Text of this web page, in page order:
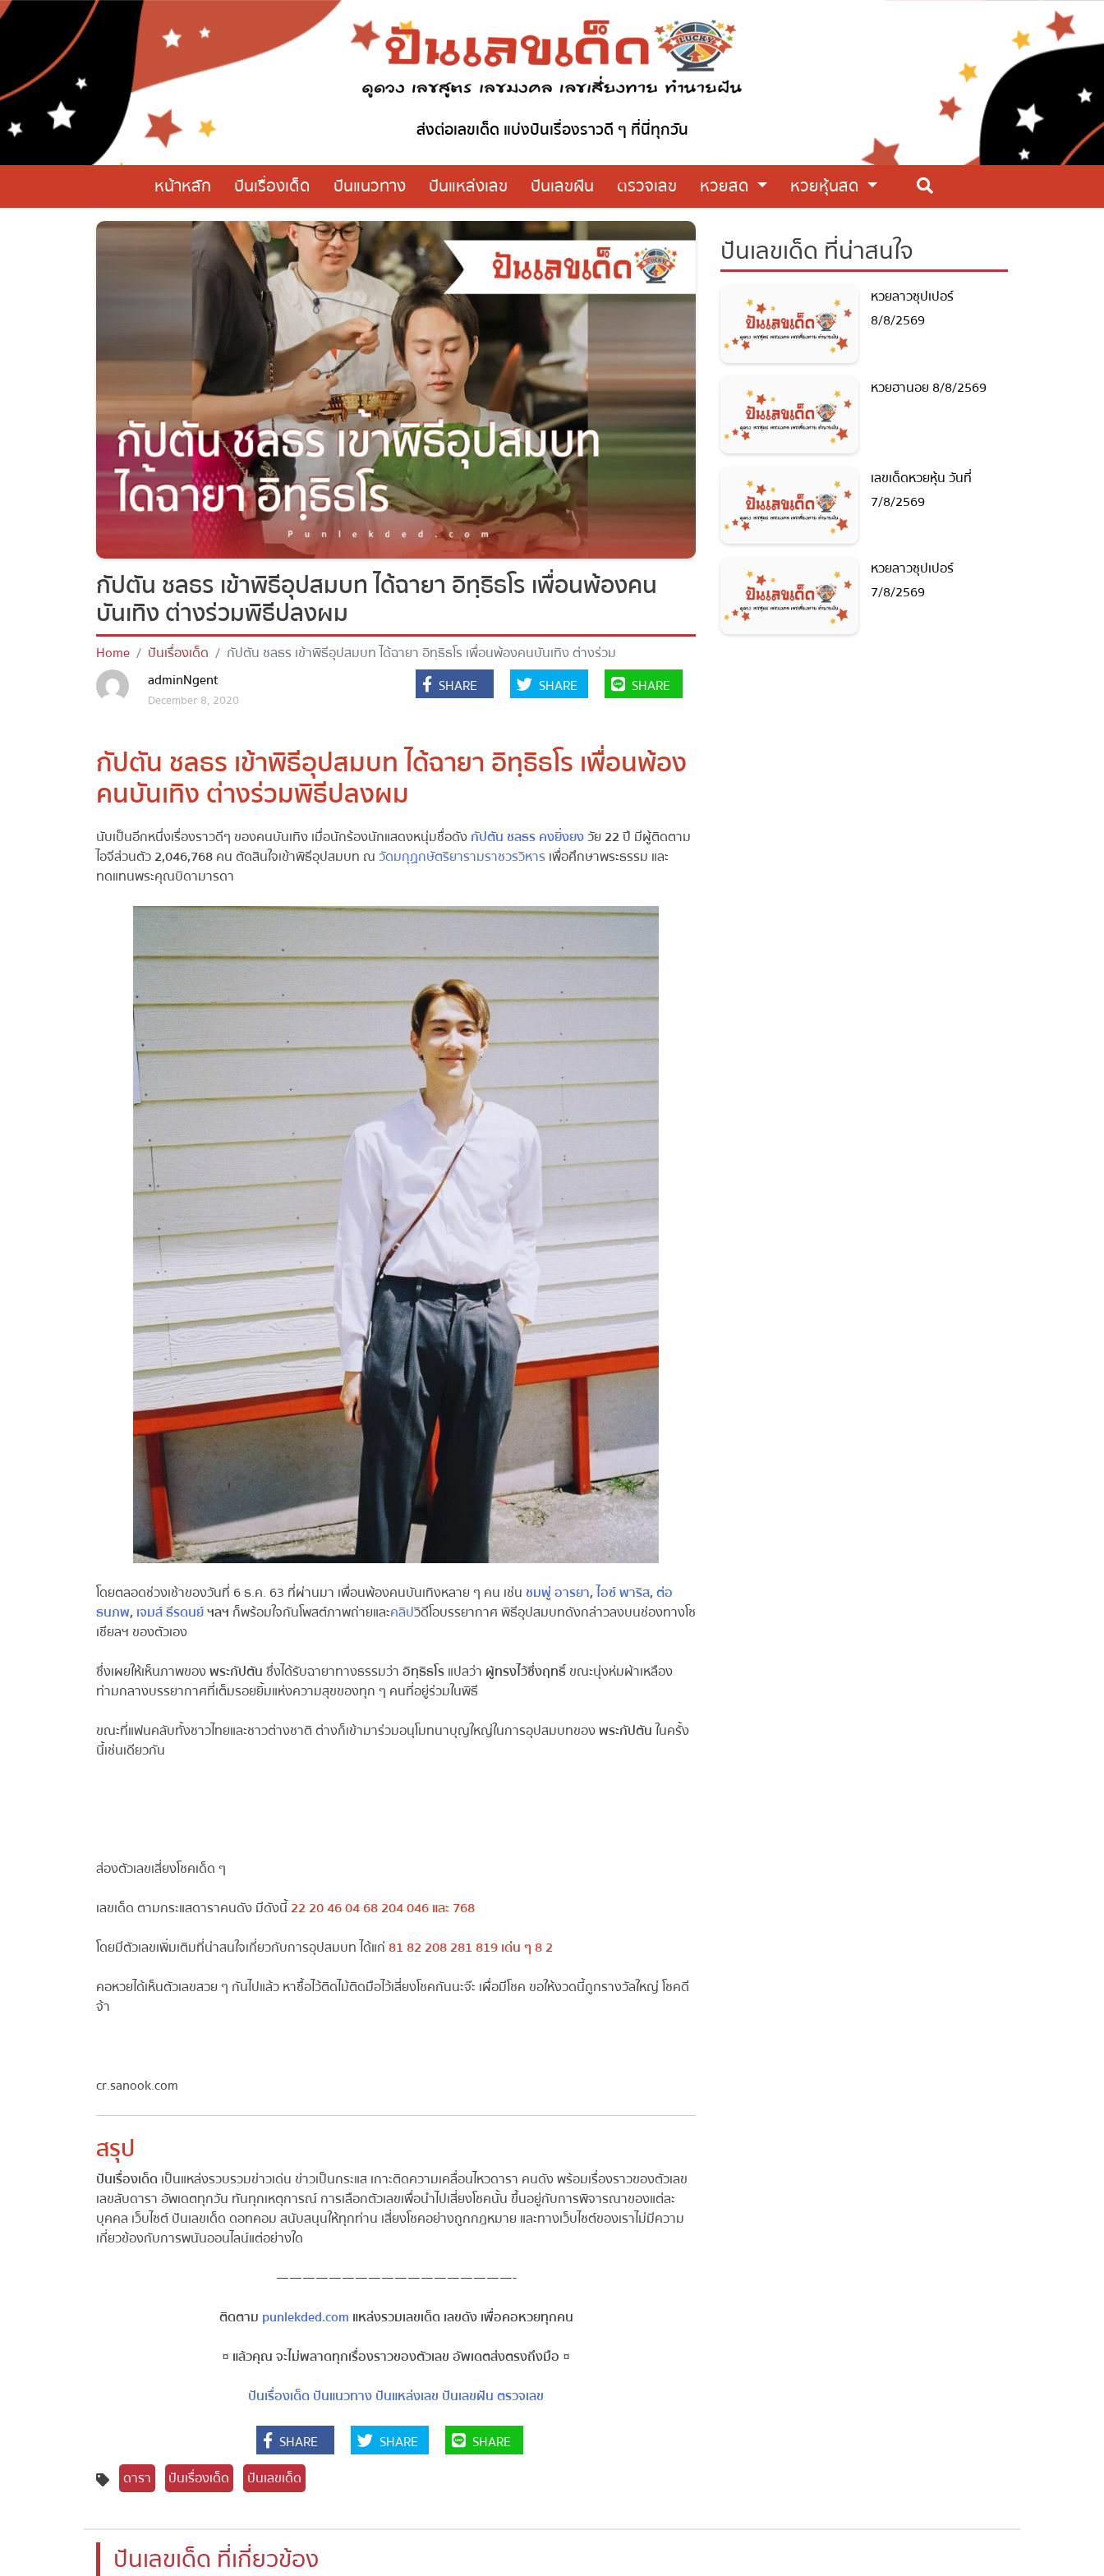
ส่งต่อเลขเด็ด แบ่งปันเรื่องราวดี ๆ ที่นี่ทุกวัน
หน้าหลัก ปันเรื่องเด็ด ปันแนวทาง ปันแหล่งเลข ปันเลขฝัน ตรวจเลข หวยสด หวยหุ้นสด
กัปตัน ชลธร เข้าพิธีอุปสมบท ได้ฉายา อิทฺธิธโร เพื่อนพ้องคน
บันเทิง ต่างร่วมพิธีปลงผม
Home ปันเรื่องเด็ด
กัปตัน ชลธร เข้าพิธีอุปสมบท ได้ฉายา อิทฺธิธโร เพื่อนพ้องคนบันเทิง ต่างร่วม
พิธีปลงผม
adminNgent
December 8, 2020
SHARE SHARE SHARE
กัปตัน ชลธร เข้าพิธีอุปสมบท ได้ฉายา อิทฺธิธโร เพื่อนพ้อง
คนบันเทิง ต่างร่วมพิธีปลงผม
นับเป็นอีกหนึ่งเรื่องราวดีๆ ของคนบันเทิง เมื่อนักร้องนักแสดงหนุ่มชื่อดังกัปตัน ชลธร คงยิ่งยงวัย 22ปี มีผู้ติดตาม
ไอจีส่วนตัว2,046,768คน ตัดสินใจเข้าพิธีอุปสมบท ณวัดมกุฏกษัตริยารามราชวรวิหาร เพื่อศึกษาพระธรรม และ
ทดแทนพระคุณบิดามารดา
โดยตลอดช่วงเช้าของวันที่ 6 ธ.ค. 63 ที่ผ่านมา เพื่อนพ้องคนบันเทิงหลาย ๆ คน เช่น ชมพู่ อารยา,ไอซ์ พาริส,ต่อ
ธนภพ, เจมส์ ธีรดนย์ฯลฯ ก็พร้อมใจกันโพสต์ภาพถ่ายและคลิปวิดีโอบรรยากาศ พิธีอุปสมบทดังกล่าวลงบนช่องทางโซ
เชียลฯ ของตัวเอง
ซึ่งเผยให้เห็นภาพของพระกัปตันซึ่งได้รับฉายาทางธรรมว่าอิทฺธิธโรแปลว่า ผู้ทรงไว้ซึ่งฤทธิ์ขณะนุ่งห่มผ้าเหลือง
ท่ามกลางบรรยากาศที่เต็มรอยยิ้มแห่งความสุขของทุก ๆ คนที่อยู่ร่วมในพิธี
ขณะที่แฟนคลับทั้งชาวไทยและชาวต่างชาติ ต่างก็เข้ามาร่วมอนุโมทนาบุญใหญ่ในการอุปสมบทของพระกัปตันในครั้ง
นี้เช่นเดียวกัน
ส่องตัวเลขเสี่ยงโชคเด็ด ๆ
เลขเด็ด ตามกระแสดาราคนดัง มีดังนี้22 20 46 04 68 204 046 และ 768
โดยมีตัวเลขเพิ่มเติมที่น่าสนใจเกี่ยวกับการอุปสมบท ได้แก่ 81 82 208 281 819 เด่น ๆ 8 2
คอหวยได้เห็นตัวเลขสวย ๆ กันไปแล้ว หาซื้อไว้ติดไม้ติดมือไว้เสี่ยงโชคกันนะจ๊ะ เผื่อมีโชค ขอให้งวดนี้ถูกรางวัลใหญ่ โชคดี
จ้า
cr.sanook.com
สรุป
ปันเรื่องเด็ด เป็นแหล่งรวบรวมข่าวเด่น ข่าวเป็นกระแส เกาะติดความเคลื่อนไหวดารา คนดัง พร้อมเรื่องราวของตัวเลข
เลขลับดารา อัพเดตทุกวัน ทันทุกเหตุการณ์ การเลือกตัวเลขเพื่อนำไปเสี่ยงโชคนั้น ขึ้นอยู่กับการพิจารณาของแต่ละ
บุคคล เว็บไซต์ ปันเลขเด็ด ดอทคอม สนับสนุนให้ทุกท่าน เสี่ยงโชคอย่างถูกกฎหมาย และทางเว็บไซต์ของเราไม่มีความ
เกี่ยวข้องกับการพนันออนไลน์แต่อย่างใด
——————————————————-
ติดตาม punlekded.com แหล่งรวมเลขเด็ด เลขดัง เพื่อคอหวยทุกคน
¤ แล้วคุณ จะไม่พลาดทุกเรื่องราวของตัวเลข อัพเดตส่งตรงถึงมือ ¤
ปันเรื่องเด็ด ปันแนวทางปันแหล่งเลข ปันเลขฝันตรวจเลข
SHARE SHARE
SHARE
ดารา
ปันเรื่องเด็ด ปันเลขเด็ด
ปันเลขเด็ด ที่น่าสนใจ
หวยลาวซุปเปอร์
8/8/2569
หวยฮานอย 8/8/2569
เลขเด็ดหวยหุ้น วันที่
7/8/2569
หวยลาวซุปเปอร์
7/8/2569
ปันเลขเด็ด ที่เกี่ยวข้อง